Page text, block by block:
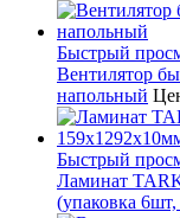
Быстрый
Вентилятор
напольный
Быстрый
Ламинат
(упаковка